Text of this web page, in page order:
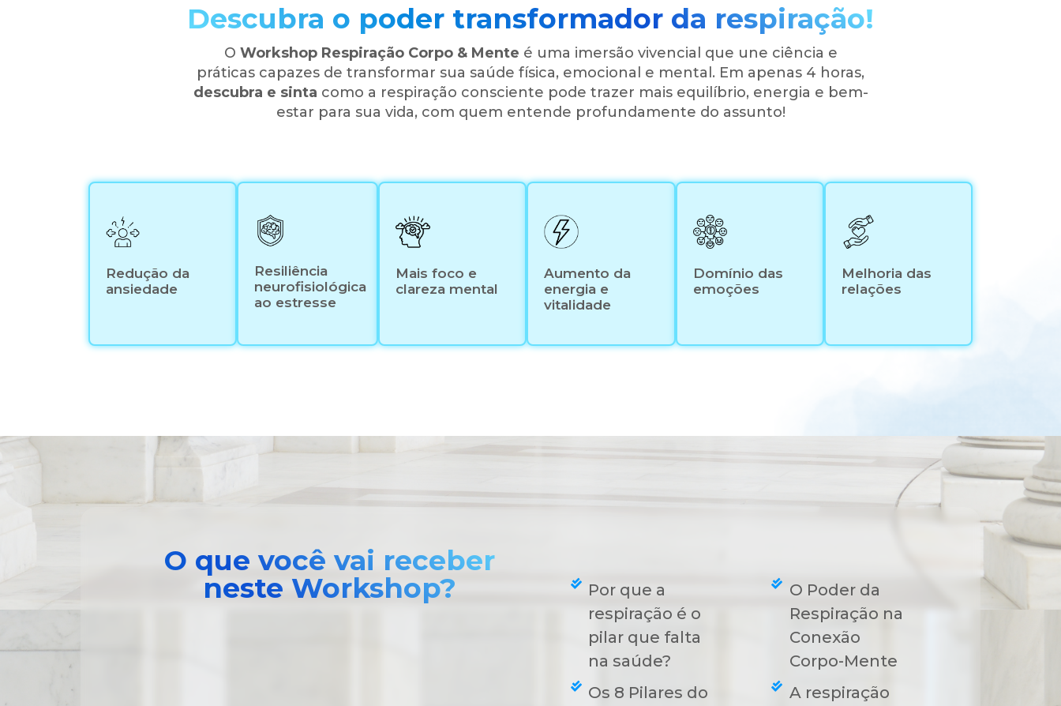
Descubra o poder transformador da respiração!
O Workshop Respiração Corpo & Mente é uma imersão vivencial que une ciência e
práticas capazes de transformar sua saúde física, emocional e mental. Em apenas 4 horas,
descubra e sinta como a respiração consciente pode trazer mais equilíbrio, energia e bem-
estar para sua vida, com quem entende profundamente do assunto!
Redução da
ansiedade
Resiliência
neurofisiológica
ao estresse
Mais foco e
clareza mental
Aumento da
energia e
vitalidade
Domínio das
emoções
Melhoria das
relações
O que você vai receber
neste Workshop?
Por que a
respiração é o
pilar que falta
na saúde?
Os 8 Pilares do
O Poder da
Respiração na
Conexão
Corpo-Mente
A respiração